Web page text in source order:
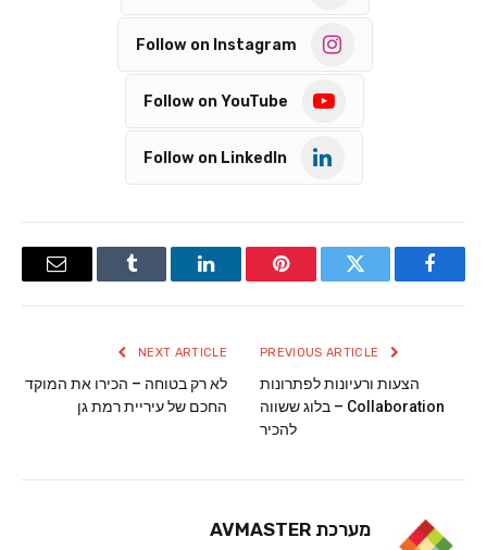
Follow on Instagram
Follow on YouTube
Follow on LinkedIn
Facebook
Twitter
Pinterest
LinkedIn
Tumblr
Email
הצעות ורעיונות לפתרונות
Collaboration – בלוג ששווה
להכיר
NEXT ARTICLE
לא רק בטוחה – הכירו את המוקד
החכם של עיריית רמת גן
מערכת AVMASTER